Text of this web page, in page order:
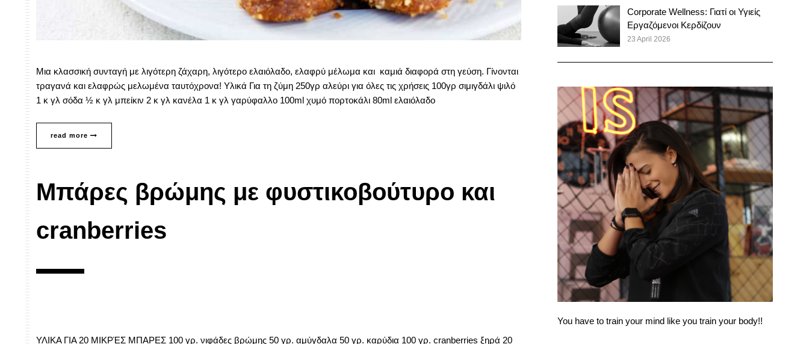
Μια κλασσική συνταγή με λιγότερη ζάχαρη, λιγότερο ελαιόλαδο, ελαφρύ μέλωμα και καμιά διαφορά στη γεύση. Γίνονται
τραγανά και ελαφρώς μελωμένα ταυτόχρονα! Υλικά Για τη ζύμη 250γρ αλεύρι για όλες τις χρήσεις 100γρ σιμιγδάλι ψιλό
1 κ γλ σόδα ½ κ γλ μπείκιν 2 κ γλ κανέλα 1 κ γλ γαρύφαλλο 100ml χυμό πορτοκάλι 80ml ελαιόλαδο
read more
Μπάρες βρώμης με φυστικοβούτυρο και
cranberries
ΥΛΙΚΑ ΓΙΑ 20 ΜΙΚΡΈΣ ΜΠΑΡΕΣ 100 γρ. νιφάδες βρώμης 50 γρ. αμύγδαλα 50 γρ. καρύδια 100 γρ. cranberries ξηρά 20
Corporate Wellness: Γιατί οι Υγιείς
Εργαζόμενοι Κερδίζουν
23 April 2026
You have to train your mind like you train your body!!